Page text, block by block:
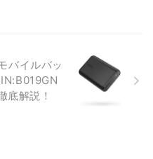
バイルバッ
底解説！